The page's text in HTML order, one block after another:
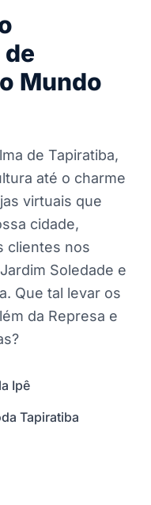
Mundo
de Tapiratiba,
até o charme
virtuais que
cidade,
clientes nos
Soledade e
Que tal levar os
da Represa e
Ipê
Tapiratiba